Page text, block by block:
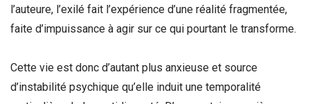
l’auteure, l’exilé fait l’expérience d’une réalité fragmentée,
faite d’impuissance à agir sur ce qui pourtant le transforme.
Cette vie est donc d’autant plus anxieuse et source
d’instabilité psychique qu’elle induit une temporalité